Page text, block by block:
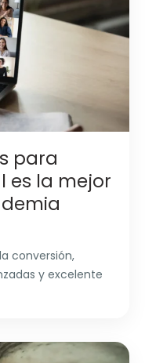
para
es la mejor
conversión,
y excelente